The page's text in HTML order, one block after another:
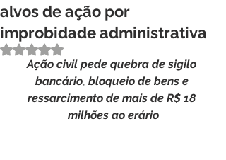
alvos de ação por
improbidade administrativa
Avaliado com NaN de 5 estrelas.
Ação civil pede quebra de sigilo
bancário, bloqueio de bens e
ressarcimento de mais de R$ 18
milhões ao erário